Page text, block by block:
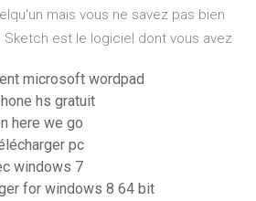
mais vous ne savez pas bien
Sketch est le logiciel dont vous avez
microsoft wordpad
hs gratuit
here we go
pc
windows 7
for windows 8 64 bit